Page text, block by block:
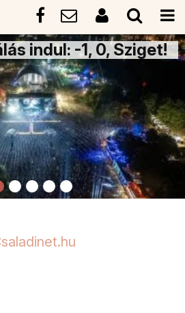
indul: -1, 0, Sziget!